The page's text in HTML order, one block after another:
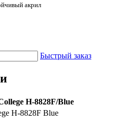
акрил
Быстрый заказ
H-8828F/Blue
H-8828F Blue